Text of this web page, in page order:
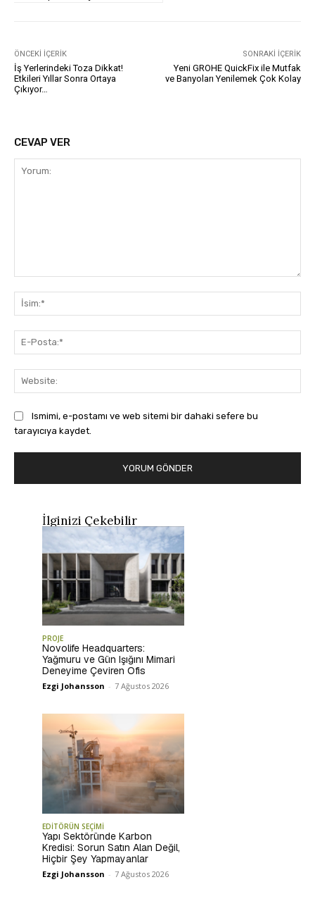
ÖNCEKI İÇERIK
İş Yerlerindeki Toza Dikkat!
Etkileri Yıllar Sonra Ortaya
Çıkıyor…
SONRAKI İÇERIK
Yeni GROHE QuickFix ile Mutfak
ve Banyoları Yenilemek Çok Kolay
CEVAP VER
Ismimi, e-postamı ve web sitemi bir dahaki sefere bu
tarayıcıya kaydet.
İlginizi Çekebilir
PROJE
Novolife Headquarters:
Yağmuru ve Gün Işığını Mimari
Deneyime Çeviren Ofis
Ezgi Johansson - 7 Ağustos 2026
EDİTÖRÜN SEÇİMİ
Yapı Sektöründe Karbon
Kredisi: Sorun Satın Alan Değil,
Hiçbir Şey Yapmayanlar
Ezgi Johansson - 7 Ağustos 2026